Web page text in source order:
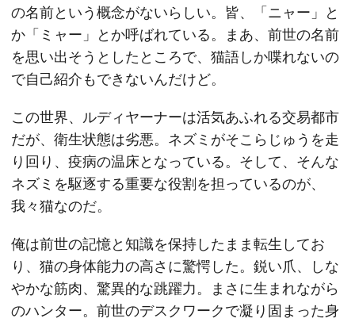
の名前という概念がないらしい。皆、「ニャー」と
か「ミャー」とか呼ばれている。まあ、前世の名前
を思い出そうとしたところで、猫語しか喋れないの
で自己紹介もできないんだけど。
この世界、ルディヤーナーは活気あふれる交易都市
だが、衛生状態は劣悪。ネズミがそこらじゅうを走
り回り、疫病の温床となっている。そして、そんな
ネズミを駆逐する重要な役割を担っているのが、
我々猫なのだ。
俺は前世の記憶と知識を保持したまま転生してお
り、猫の身体能力の高さに驚愕した。鋭い爪、しな
やかな筋肉、驚異的な跳躍力。まさに生まれながら
のハンター。前世のデスクワークで凝り固まった身